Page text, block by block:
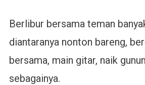
Berlibur bersama teman
diantaranya nonton bareng,
bersama, main gitar, naik
sebagainya.